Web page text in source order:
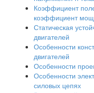
Коэффициент
коэффициент
Статическая
двигателей
Особенности
двигателей
Особенности
Особенности
силовых цепях